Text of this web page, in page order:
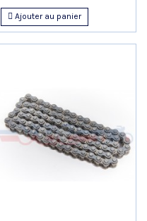
Ajouter au panier